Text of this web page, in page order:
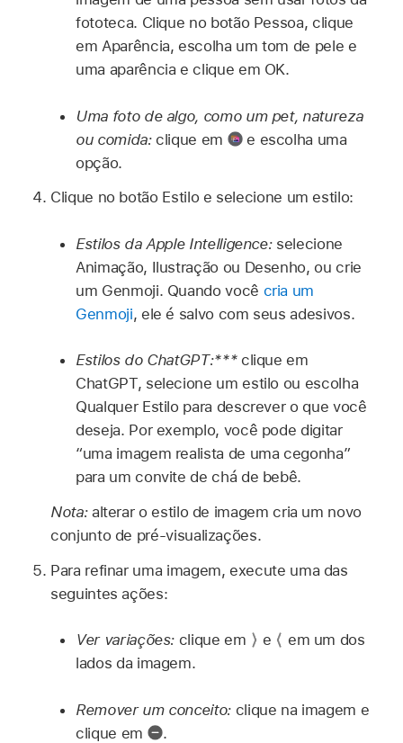
fototeca. Clique no botão Pessoa, clique
em Aparência, escolha um tom de pele e
uma aparência e clique em OK.
Uma foto de algo, como um pet, natureza
ou comida:clique em
e escolha uma
opção.
Clique no botão Estilo e selecione um estilo:
Estilos da Apple Intelligence:selecione
Animação, Ilustração ou Desenho, ou crie
um Genmoji. Quando você cria um
Genmoji, ele é salvo com seus adesivos.
Estilos do ChatGPT:***clique em
ChatGPT, selecione um estilo ou escolha
Qualquer Estilo para descrever o que você
deseja. Por exemplo, você pode digitar
“uma imagem realista de uma cegonha”
para um convite de chá de bebê.
Nota: alterar o estilo de imagem cria um novo
conjunto de pré-visualizações.
Para refinar uma imagem, execute uma das
seguintes ações:
Ver variações: clique em e
em um dos
lados da imagem.
Remover um conceito:clique na imagem e
clique em
.